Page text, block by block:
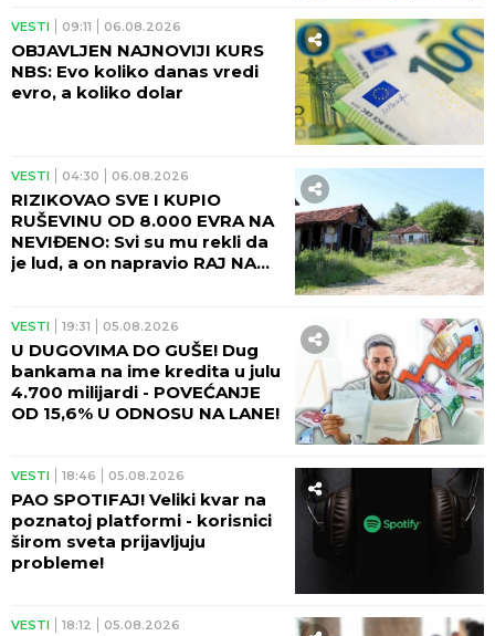
VESTI 09:11 06.08.2026
OBJAVLJEN NAJNOVIJI KURS
NBS: Evo koliko danas vredi
evro, a koliko dolar
VESTI 04:30 06.08.2026
RIZIKOVAO SVE I KUPIO
RUŠEVINU OD 8.000 EVRA NA
NEVIĐENO: Svi su mu rekli da
je lud, a on napravio RAJ NA
VESTI 19:31 05.08.2026
U DUGOVIMA DO GUŠE! Dug
bankama na ime kredita u julu
4.700 milijardi - POVEĆANJE
OD 15,6% U ODNOSU NA LANE!
VESTI 18:46 05.08.2026
PAO SPOTIFAJ! Veliki kvar na
poznatoj platformi - korisnici
širom sveta prijavljuju
probleme!
VESTI 18:12 05.08.2026